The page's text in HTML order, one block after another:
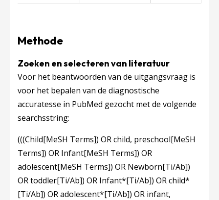
Methode
Zoeken en selecteren van literatuur
Voor het beantwoorden van de uitgangsvraag is
voor het bepalen van de diagnostische
accuratesse in PubMed gezocht met de volgende
searchsstring:
(((Child[MeSH Terms]) OR child, preschool[MeSH
Terms]) OR Infant[MeSH Terms]) OR
adolescent[MeSH Terms]) OR Newborn[Ti/Ab])
OR toddler[Ti/Ab]) OR Infant*[Ti/Ab]) OR child*
[Ti/Ab]) OR adolescent*[Ti/Ab]) OR infant,